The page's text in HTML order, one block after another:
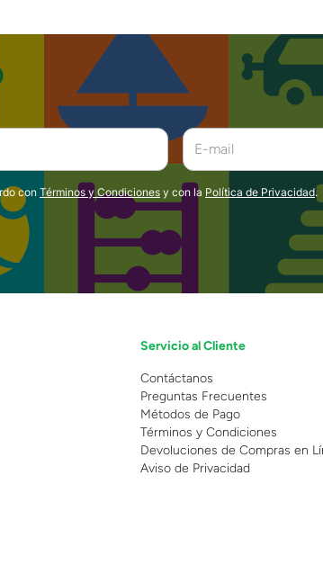
con Términos y Condiciones y con la Política de Privacidad.
Servicio al Cliente
Contáctanos
Preguntas Frecuentes
Métodos de Pago
Términos y Condiciones
Devoluciones de Compras en
Aviso de Privacidad